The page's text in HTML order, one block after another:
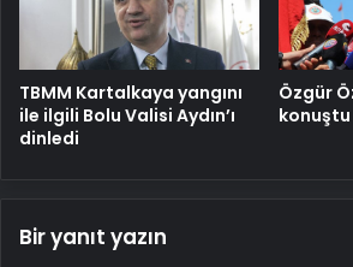
TBMM Kartalkaya yangını
ile ilgili Bolu Valisi Aydın’ı
dinledi
Özgür
konuştu
Bir yanıt yazın